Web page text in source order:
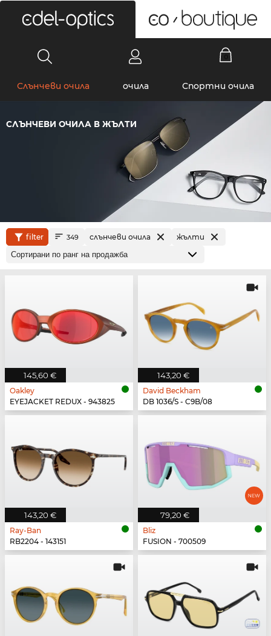
Слънчеви очила очила Спортни очила
СЛЪНЧЕВИ ОЧИЛА В ЖЪЛТИ
filter 349 слънчеви очила жълти
145,60 €
Oakley
EYEJACKET REDUX - 943825
143,20 €
David Beckham
DB 1036/S - C9B/08
143,20 €
Ray-Ban
RB2204 - 143151
79,20 €
Bliz
FUSION - 700509